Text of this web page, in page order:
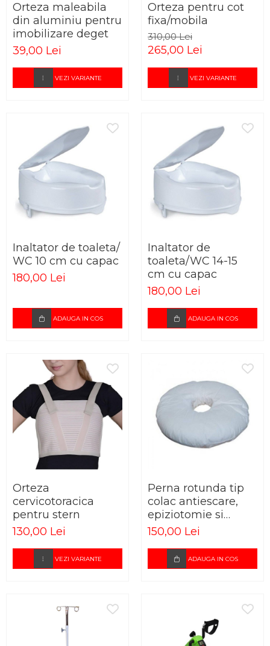
Orteza maleabila
din aluminiu pentru
imobilizare deget
39,00 Lei
VEZI VARIANTE
Orteza pentru cot
fixa/mobila
310,00 Lei
265,00 Lei
VEZI VARIANTE
Inaltator de toaleta/
WC 10 cm cu capac
180,00 Lei
ADAUGA IN COS
Inaltator de
toaleta/WC 14-15
cm cu capac
180,00 Lei
ADAUGA IN COS
Orteza
cervicotoracica
pentru stern
130,00 Lei
VEZI VARIANTE
Perna rotunda tip
colac antiescare,
epiziotomie si
hemoroizi
150,00 Lei
ADAUGA IN COS